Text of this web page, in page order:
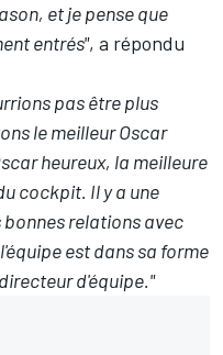
et je pense que
entrés", a répondu
pas être plus
le meilleur Oscar
heureux, la meilleure
cockpit. Il y a une
relations avec
est dans sa forme
d'équipe."